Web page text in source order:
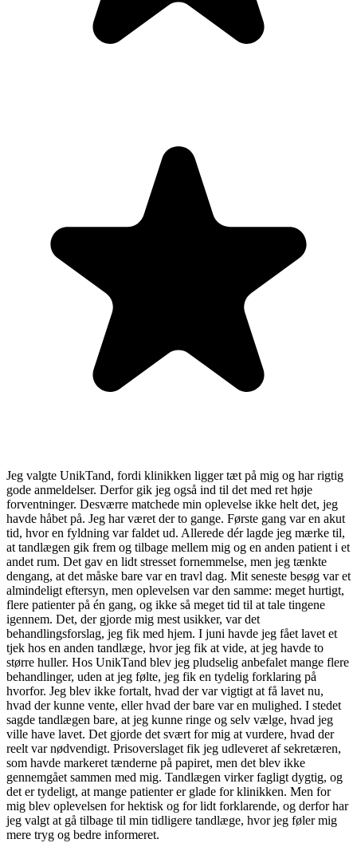
Jeg valgte UnikTand, fordi klinikken ligger tæt på mig og har rigtig
gode anmeldelser. Derfor gik jeg også ind til det med ret høje
forventninger. Desværre matchede min oplevelse ikke helt det, jeg
havde håbet på. Jeg har været der to gange. Første gang var en akut
tid, hvor en fyldning var faldet ud. Allerede dér lagde jeg mærke til,
at tandlægen gik frem og tilbage mellem mig og en anden patient i et
andet rum. Det gav en lidt stresset fornemmelse, men jeg tænkte
dengang, at det måske bare var en travl dag. Mit seneste besøg var et
almindeligt eftersyn, men oplevelsen var den samme: meget hurtigt,
flere patienter på én gang, og ikke så meget tid til at tale tingene
igennem. Det, der gjorde mig mest usikker, var det
behandlingsforslag, jeg fik med hjem. I juni havde jeg fået lavet et
tjek hos en anden tandlæge, hvor jeg fik at vide, at jeg havde to
større huller. Hos UnikTand blev jeg pludselig anbefalet mange flere
behandlinger, uden at jeg følte, jeg fik en tydelig forklaring på
hvorfor. Jeg blev ikke fortalt, hvad der var vigtigt at få lavet nu,
hvad der kunne vente, eller hvad der bare var en mulighed. I stedet
sagde tandlægen bare, at jeg kunne ringe og selv vælge, hvad jeg
ville have lavet. Det gjorde det svært for mig at vurdere, hvad der
reelt var nødvendigt. Prisoverslaget fik jeg udleveret af sekretæren,
som havde markeret tænderne på papiret, men det blev ikke
gennemgået sammen med mig. Tandlægen virker fagligt dygtig, og
det er tydeligt, at mange patienter er glade for klinikken. Men for
mig blev oplevelsen for hektisk og for lidt forklarende, og derfor har
jeg valgt at gå tilbage til min tidligere tandlæge, hvor jeg føler mig
mere tryg og bedre informeret.